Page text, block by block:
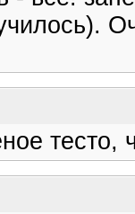
тесто,